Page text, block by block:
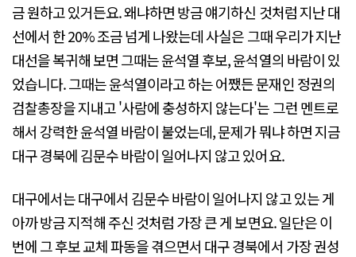
금 원하고 있거든요. 왜냐하면 방금 얘기하신 것처럼 지난 대
선에서 한 20% 조금 넘게 나왔는데 사실은 그때 우리가 지난
대선을 복귀해 보면 그때는 윤석열 후보, 윤석열의 바람이 있
었습니다. 그때는 윤석열이라고 하는 어쨌든 문재인 정권의
검찰총장을 지내고 '사람에 충성하지 않는다'는 그런 멘트로
해서 강력한 윤석열 바람이 불었는데, 문제가 뭐냐 하면 지금
대구 경북에 김문수 바람이 일어나지 않고 있어요.
대구에서는 대구에서 김문수 바람이 일어나지 않고 있는 게
아까 방금 지적해 주신 것처럼 가장 큰 게 보면요. 일단은 이
번에 그 후보 교체 파동을 겪으면서 대구 경북에서 가장 권성